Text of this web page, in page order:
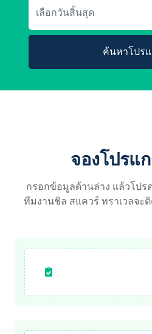
ค้นหาโปร
จองโปรแ
กรอกข้อมูลด้านล่าง แล้วโปร
ทีมงานชิล สแควร์ ทราเวลจะ